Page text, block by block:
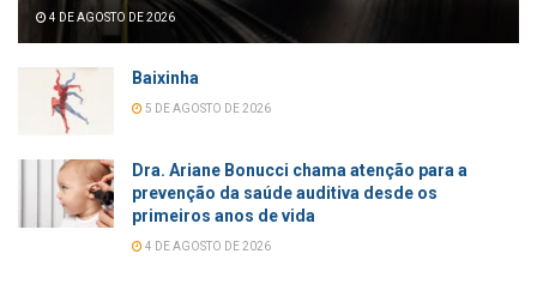
4 DE AGOSTO DE 2026
Baixinha
5 DE AGOSTO DE 2026
Dra. Ariane Bonucci chama atenção para a
prevenção da saúde auditiva desde os
primeiros anos de vida
4 DE AGOSTO DE 2026